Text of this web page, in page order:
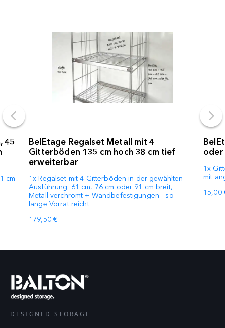
45
cm
BelEtage Regalset Metall mit 4
Gitterböden 135 cm hoch 38 cm tief
erweiterbar
1x Regalset mit 4 Gitterböden in der gewählten
Ausführung: 61 cm, 76 cm oder 91 cm breit,
Metall verchromt + Wandbefestigungen - so
lange Vorrat reicht
179,50 €
oder
1x
mit
15,00
DESIGNED STORAGE